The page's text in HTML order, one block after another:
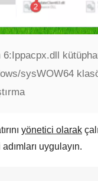
6: Ippacpx.dll
sysWOW64
yönetici olarak
uygulayın.